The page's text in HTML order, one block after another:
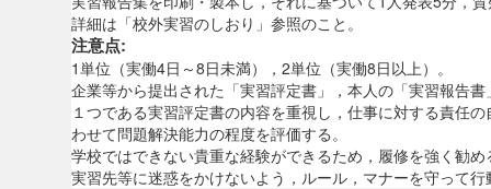
詳細は「校外実習のしおり」参照のこと。
注意点:
1単位（実働4日～8日未満），2単位（実働8日以上）。
企業等から提出された「実習評定書」，本人の「実習報告
１つである実習評定書の内容を重視し，仕事に対する責任
わせて問題解決能力の程度を評価する。
学校ではできない貴重な経験ができるため，履修を強く勧め
実習先等に迷惑をかけないよう，ルール，マナーを守って